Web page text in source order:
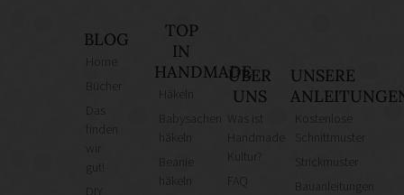
BLOG
finden
gut!
TOP
IN
HANDMADE
häkeln
ÜBER
UNS
Was ist
Kultur?
UNSERE
Kostenlose
Schnittmuster
Strickmuster
Bauanleitungen